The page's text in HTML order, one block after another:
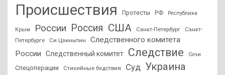
Происшествия Протесты РФ Республика
Крым России Россия США Санкт-Петербург
Санкт-
Петербурге
Си Цзиньпин
Следственного комитета
России
Следственный комитет Следствие Сочи
Спецоперации Стихийные бедствия Суд Украина